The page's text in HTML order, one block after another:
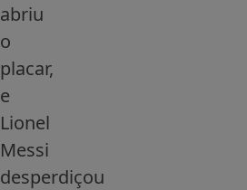
abriu
o
placar,
e
Lionel
Messi
desperdiçou